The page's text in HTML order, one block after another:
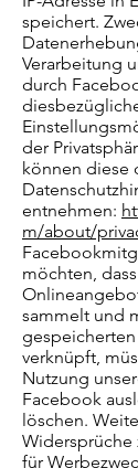
speichert.
Verarbeitung
durch
der
können diese
entnehmen:
m/about/
möchten,
sammelt und
verknüpft,
Nutzung
Facebook
löschen.
Widersprüche
für